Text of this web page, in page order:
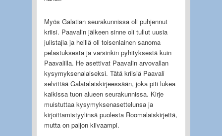
Myös Galatian seurakunnissa oli puhjennut
kriisi. Paavalin jälkeen sinne oli tullut uusia
julistajia ja heillä oli toisenlainen sanoma
pelastuksesta ja varsinkin pyhityksestä kuin
Paavalilla. He asettivat Paavalin arvovallan
kysymyksenalaiseksi. Tätä kriisiä Paavali
selvittää Galatalaiskirjeessään, joka piti lukea
kaikissa tuon alueen seurakunnissa. Kirje
muistuttaa kysymyksenasettelunsa ja
kirjoittamistyylinsä puolesta Roomalaiskirjettä,
mutta on paljon kiivaampi.